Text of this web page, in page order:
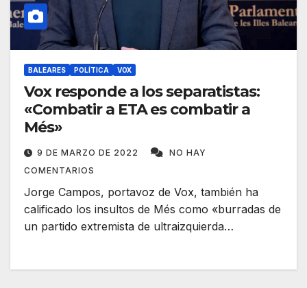
BALEARES POLÍTICA VOX
Vox responde a los separatistas:
«Combatir a ETA es combatir a
Més»
9 DE MARZO DE 2022
NO HAY
COMENTARIOS
Jorge Campos, portavoz de Vox, también ha
calificado los insultos de Més como «burradas de
un partido extremista de ultraizquierda…